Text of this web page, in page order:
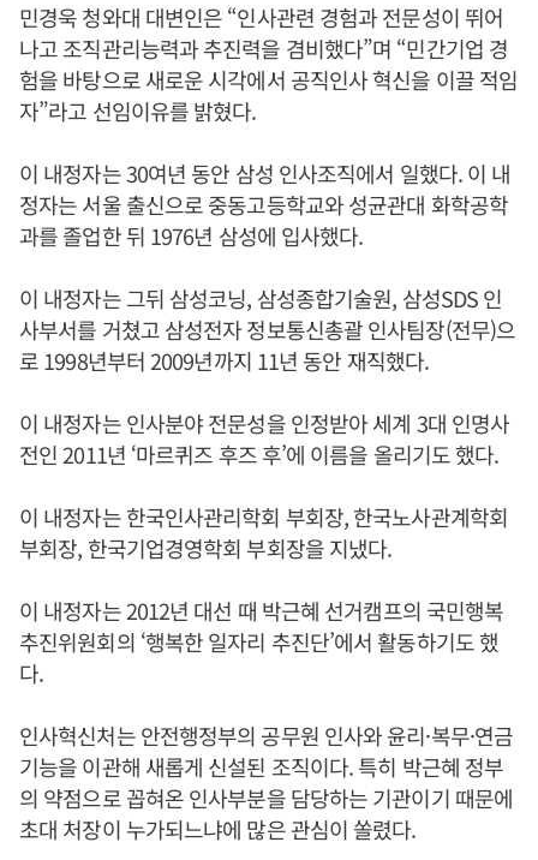
민경욱 청와대 대변인은 “인사관련 경험과 전문성이 뛰어
나고 조직관리능력과 추진력을 겸비했다”며 “민간기업 경
험을 바탕으로 새로운 시각에서 공직인사 혁신을 이끌 적임
자”라고 선임이유를 밝혔다.
이 내정자는 30여년 동안 삼성 인사조직에서 일했다. 이 내
정자는 서울 출신으로 중동고등학교와 성균관대 화학공학
과를 졸업한 뒤 1976년 삼성에 입사했다.
이 내정자는 그뒤 삼성코닝, 삼성종합기술원, 삼성SDS 인
사부서를 거쳤고 삼성전자 정보통신총괄 인사팀장(전무)으
로 1998년부터 2009년까지 11년 동안 재직했다.
이 내정자는 인사분야 전문성을 인정받아 세계 3대 인명사
전인 2011년 ‘마르퀴즈 후즈 후’에 이름을 올리기도 했다.
이 내정자는 한국인사관리학회 부회장, 한국노사관계학회
부회장, 한국기업경영학회 부회장을 지냈다.
이 내정자는 2012년 대선 때 박근혜 선거캠프의 국민행복
추진위원회의 ‘행복한 일자리 추진단’에서 활동하기도 했
다.
인사혁신처는 안전행정부의 공무원 인사와 윤리·복무·연금
기능을 이관해 새롭게 신설된 조직이다. 특히 박근혜 정부
의 약점으로 꼽혀온 인사부분을 담당하는 기관이기 때문에
초대 처장이 누가되느냐에 많은 관심이 쏠렸다.